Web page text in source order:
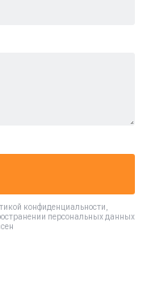
конфиденциальности
персональных данных